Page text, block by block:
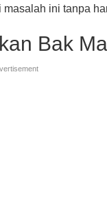
ini tanpa
Bak